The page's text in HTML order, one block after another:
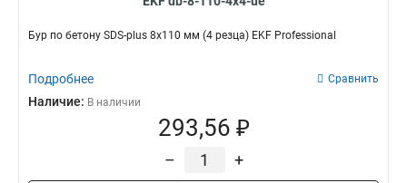
Бур по бетону SDS-plus 8х110 мм (4 резца) EKF Professional
Подробнее Сравнить
Наличие: В наличии
293,56 ₽
– +